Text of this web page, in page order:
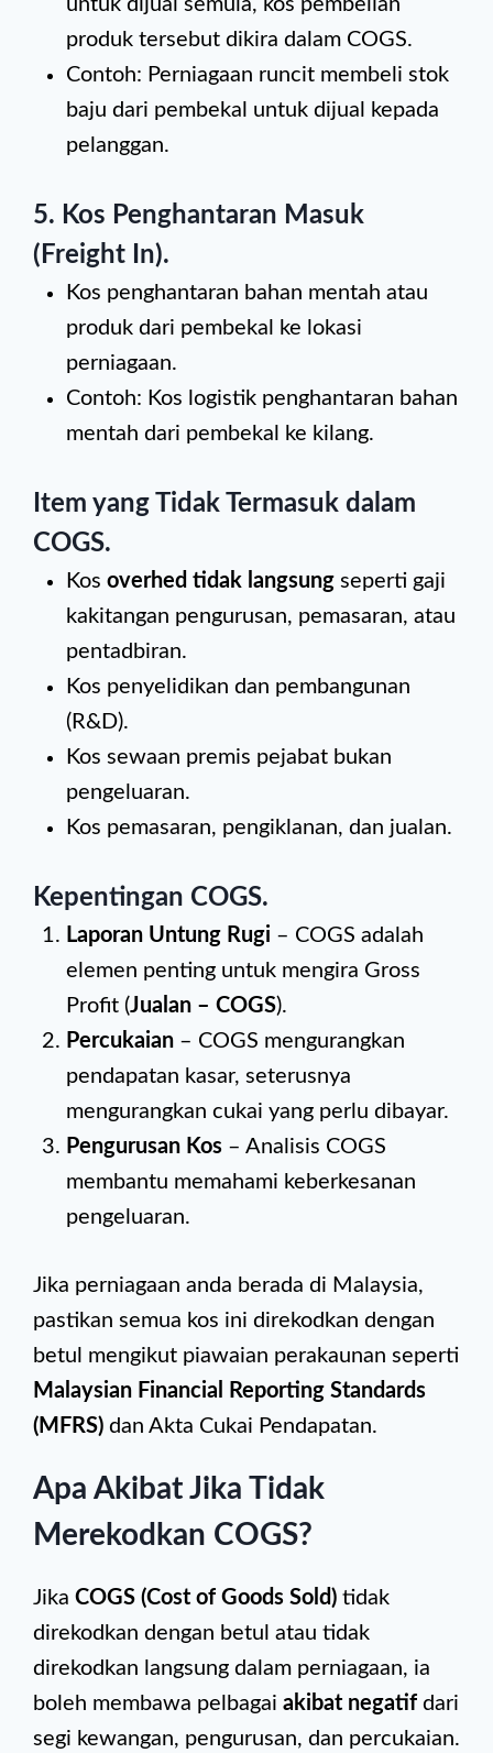
untuk dijual semula, kos pembelian
produk tersebut dikira dalam COGS.
Contoh: Perniagaan runcit membeli stok
baju dari pembekal untuk dijual kepada
pelanggan.
5. Kos Penghantaran Masuk
(Freight In).
Kos penghantaran bahan mentah atau
produk dari pembekal ke lokasi
perniagaan.
Contoh: Kos logistik penghantaran bahan
mentah dari pembekal ke kilang.
Item yang Tidak Termasuk dalam
COGS.
Kos overhed tidak langsung seperti gaji
kakitangan pengurusan, pemasaran, atau
pentadbiran.
Kos penyelidikan dan pembangunan
(R&D).
Kos sewaan premis pejabat bukan
pengeluaran.
Kos pemasaran, pengiklanan, dan jualan.
Kepentingan COGS.
Laporan Untung Rugi – COGS adalah
elemen penting untuk mengira Gross
Profit (Jualan – COGS).
Percukaian – COGS mengurangkan
pendapatan kasar, seterusnya
mengurangkan cukai yang perlu dibayar.
Pengurusan Kos – Analisis COGS
membantu memahami keberkesanan
pengeluaran.
Jika perniagaan anda berada di Malaysia,
pastikan semua kos ini direkodkan dengan
betul mengikut piawaian perakaunan seperti
Malaysian Financial Reporting Standards
(MFRS) dan Akta Cukai Pendapatan.
Apa Akibat Jika Tidak
Merekodkan COGS?
Jika COGS (Cost of Goods Sold) tidak
direkodkan dengan betul atau tidak
direkodkan langsung dalam perniagaan, ia
boleh membawa pelbagai akibat negatif dari
segi kewangan, pengurusan, dan percukaian.